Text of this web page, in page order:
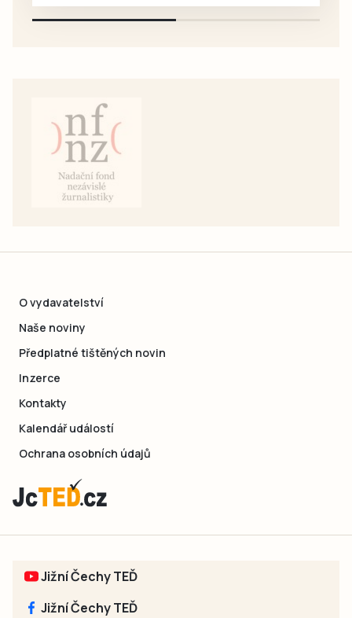
O vydavatelství
Naše noviny
Předplatné tištěných novin
Inzerce
Kontakty
Kalendář událostí
Ochrana osobních údajů
Jižní Čechy TEĎ
Jižní Čechy TEĎ